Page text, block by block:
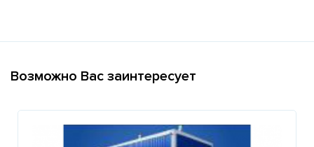
Возможно Вас заинтересует